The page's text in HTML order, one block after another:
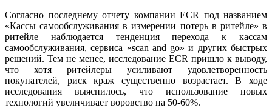
Согласно последнему отчету компании ECR под названием
«Кассы самообслуживания в измерении потерь в ритейле» в
ритейле наблюдается тенденция перехода к кассам
самообслуживания, сервиса «scan and go» и других быстрых
решений. Тем не менее, исследование ECR пришло к выводу,
что хотя ритейлеры усиливают удовлетворенность
покупателей, риск краж существенно возрастает. В ходе
исследования выяснилось, что использование новых
технологий увеличивает воровство на 50-60%.